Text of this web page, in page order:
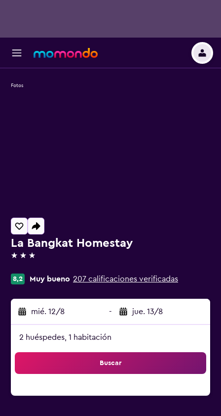
La Bangkat Homestay
3 estrellas
8,2 Muy bueno 207 calificaciones verificadas
mié. 12/8 - jue. 13/8
2 huéspedes, 1 habitación
Buscar
Fotos